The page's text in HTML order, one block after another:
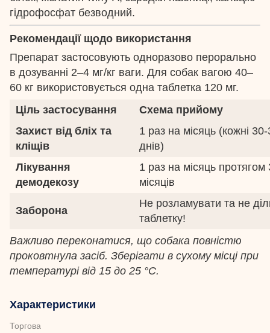
гідрофосфат безводний.
Рекомендації щодо використання
Препарат застосовують одноразово перорально
в дозуванні 2–4 мг/кг ваги. Для собак вагою 40–
60 кг використовується одна таблетка 120 мг.
Ціль застосування
Схема прийому
Захист від бліх та
кліщів
1 раз на місяць (кожні
днів)
Лікування
демодекозу
1 раз на місяць протягом
місяців
Заборона
Не розламувати та не
таблетку!
Важливо переконатися, що собака повністю
проковтнула засіб. Зберігати в сухому місці при
температурі від 15 до 25 °C.
Характеристики
Торгова